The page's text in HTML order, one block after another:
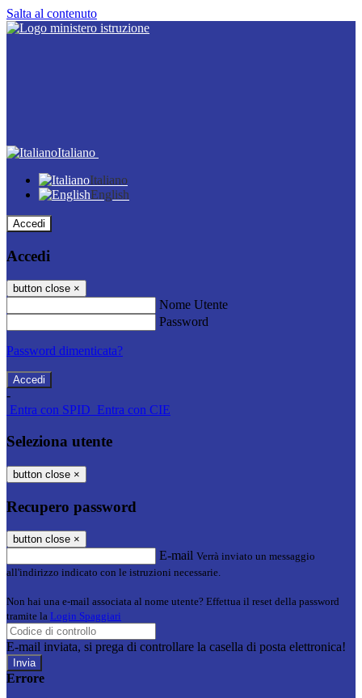
Salta al contenuto
Italiano
Italiano
English
Accedi
Accedi
button close ×
Nome Utente
Password
Password dimenticata?
-
Entra con SPID Entra con CIE
Seleziona utente
button close ×
Recupero password
button close ×
E-mail Verrà inviato un messaggio
all'indirizzo indicato con le istruzioni necessarie.
Non hai una e-mail associata al nome utente? Effettua il reset della password
tramite la Login Spaggiari
E-mail inviata, si prega di controllare la casella di posta elettronica!
Errore